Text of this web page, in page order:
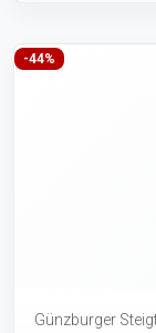
-44%
Günzburger